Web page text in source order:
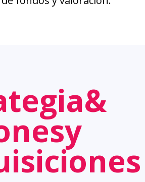
&
y